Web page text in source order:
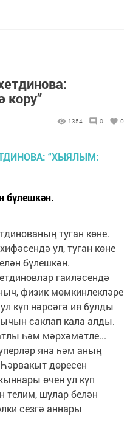
кору”
1354 0 0
бүлешкән.
туган көне.
ул, туган көне
бүлешкән.
гаиләсендә
физик мөмкинлекләре
күп нәрсәгә ия булды
саклап кала алды.
һәм мәрхәмәтле...
яна һәм аның
дөресен
өчен ул күп
телим, шулар белән
сезгә аннары